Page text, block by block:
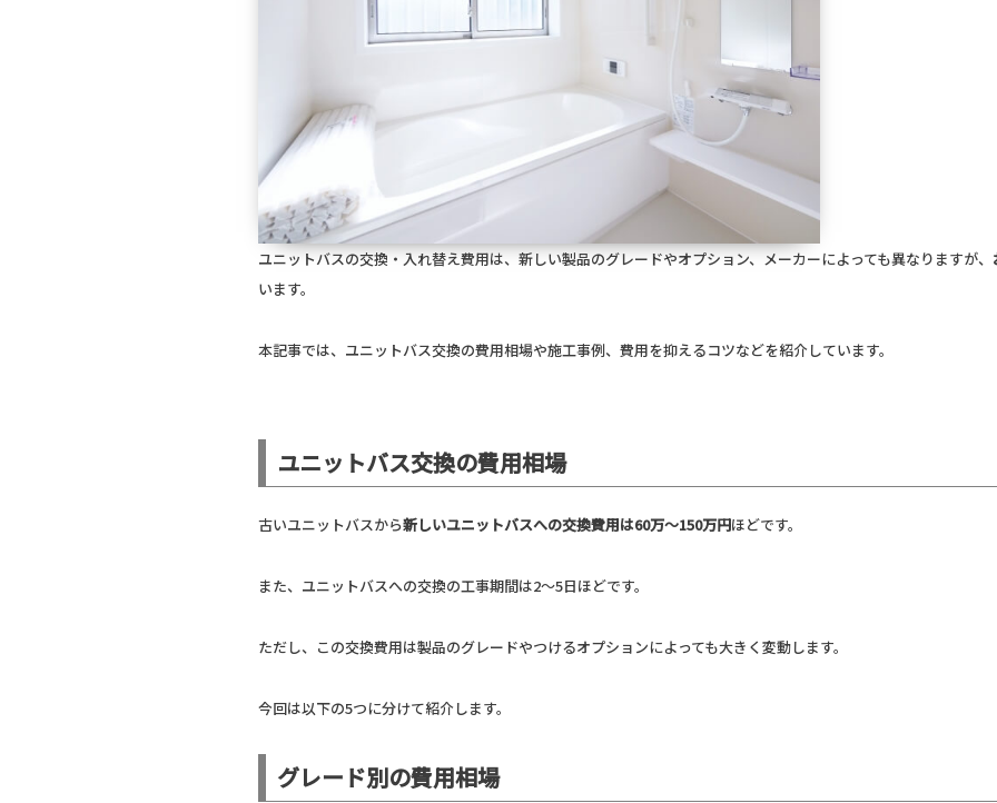
ユニットバスの交換・入れ替え費用は、新しい製品のグレードやオプション、メーカーによっても異なりますが、
います。
本記事では、ユニットバス交換の費用相場や施工事例、費用を抑えるコツなどを紹介しています。
ユニットバス交換の費用相場
古いユニットバスから新しいユニットバスへの交換費用は60万～150万円ほどです。
また、ユニットバスへの交換の工事期間は2～5日ほどです。
ただし、この交換費用は製品のグレードやつけるオプションによっても大きく変動します。
今回は以下の5つに分けて紹介します。
グレード別の費用相場